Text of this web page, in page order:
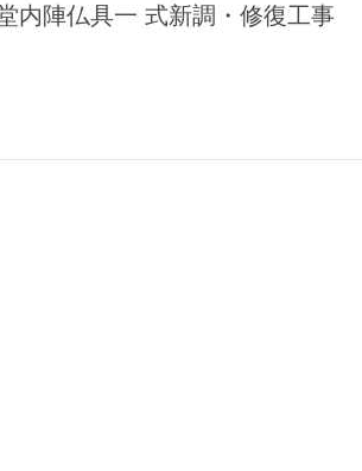
堂内陣仏具一 式新調・修復工事